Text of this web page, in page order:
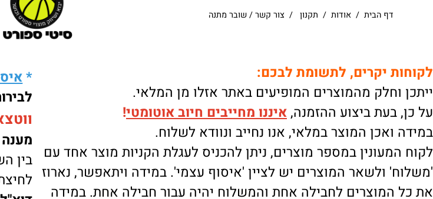
דף הבית/אודות /תקנון /צור קשר/ שובר מתנה
יקרים, לתשומת לבכם:
וחלק מהמוצרים המופיעים באתר אזלו מן המלאי.
בעת ביצוע ההזמנה,איננומחייבים חיוב אוטומטי!
המוצר במלאי, אנו נחייב ונוודא לשלוח.
במספר מוצרים, ניתן להכניס לעגלת הקניות מוצר אחד עם
ולשאר המוצרים יש לציין 'איסוף עצמי'. במידה ויתאפשר, נארוז
מענה
בין השעות
לחיצת